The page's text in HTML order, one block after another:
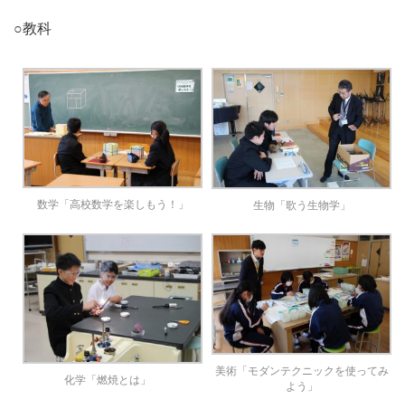
○教科
数学「高校数学を楽しもう！」 生物「歌う生物学」
化学「燃焼とは」
美術「モダンテクニックを使ってみ
よう」